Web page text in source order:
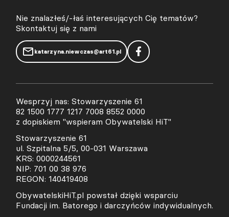
Nie znalazłeś/-łaś interesujących Cię tematów?
Skontaktuj się z nami
katarzyna.niewczas@art61.pl
Wesprzyj nas: Stowarzyszenie 61
82 1500 1777 1217 7008 8552 0000
z dopiskiem "wspieram Obywatelski HiT"
Stowarzyszenie 61
ul. Szpitalna 5/5, 00-031 Warszawa
KRS: 0000244561
NIP: 701 00 38 976
REGON: 140419408
ObywatelskiHiT.pl powstał dzięki wsparciu
Fundacji im. Batorego i darczyńców indywidualnych.